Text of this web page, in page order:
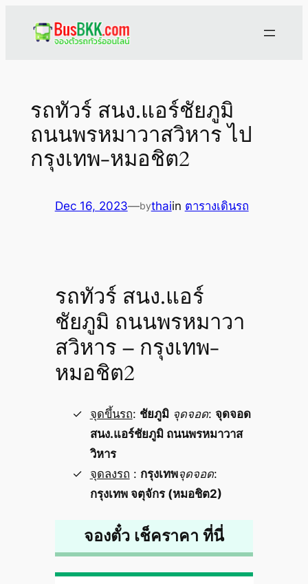
รถทัวร์ สนง.แอร์ชัยภูมิ
ถนนพรหมาวาสวิหาร ไป
กรุงเทพ-หมอชิต2
Dec 16, 2023—bythaiin ตารางเดินรถ
รถทัวร์ สนง.แอร์
ชัยภูมิ ถนนพรหมาวา
สวิหาร – กรุงเทพ-
หมอชิต2
จุดขึ้นรถ: ชัยภูมิ จุดจอด: จุดจอด
สนง.แอร์ชัยภูมิ ถนนพรหมาวาส
วิหาร
จุดลงรถ : กรุงเทพจุดจอด:
กรุงเทพ จตุจักร (หมอชิต2)
จองตั๋ว เช็คราคา ที่นี่